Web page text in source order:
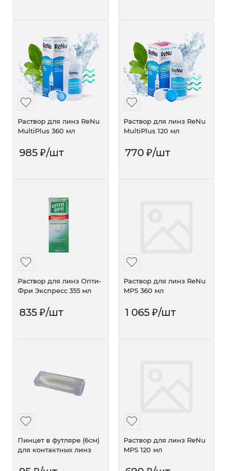
Раствор для линз ReNu
MultiPlus 360 мл
985 ₽/шт
Раствор для линз ReNu
MultiPlus 120 мл
770₽/шт
Раствор для линз Опти-
Фри Экспресс 355 мл
835 ₽/шт
Раствор для линз ReNu
MPS 360 мл
1 065₽/шт
Пинцет в футляре (6см)
для контактных линз
Раствор для линз ReNu
MPS 120 мл